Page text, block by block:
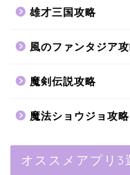
雄才三国攻略
風のファンタジア
魔剣伝説攻略
魔法ショウジョ攻略
オススメアプリ3